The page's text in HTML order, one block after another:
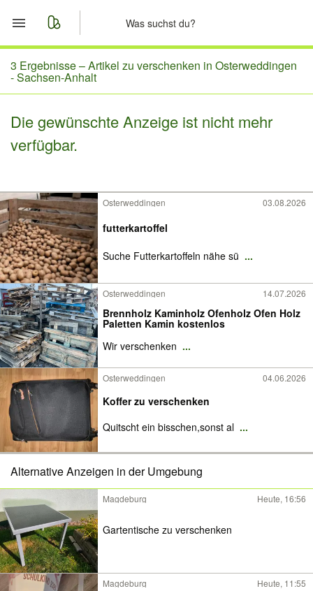
Start
Merkliste
Nachrichten
3 Ergebnisse –Artikel zu verschenken in Osterweddingen
- Sachsen-Anhalt
Die gewünschte Anzeige ist nicht mehr
verfügbar.
Osterweddingen 03.08.2026
futterkartoffel
Suche Futterkartoffeln nähe sü ...
Osterweddingen 14.07.2026
Brennholz Kaminholz Ofenholz Ofen Holz
Paletten Kamin kostenlos
Wir verschenken ...
Osterweddingen 04.06.2026
Koffer zu verschenken
Quitscht ein bisschen,sonst al ...
Alternative Anzeigen in der Umgebung
Magdeburg Heute, 16:56
Gartentische zu verschenken
Magdeburg Heute, 11:55